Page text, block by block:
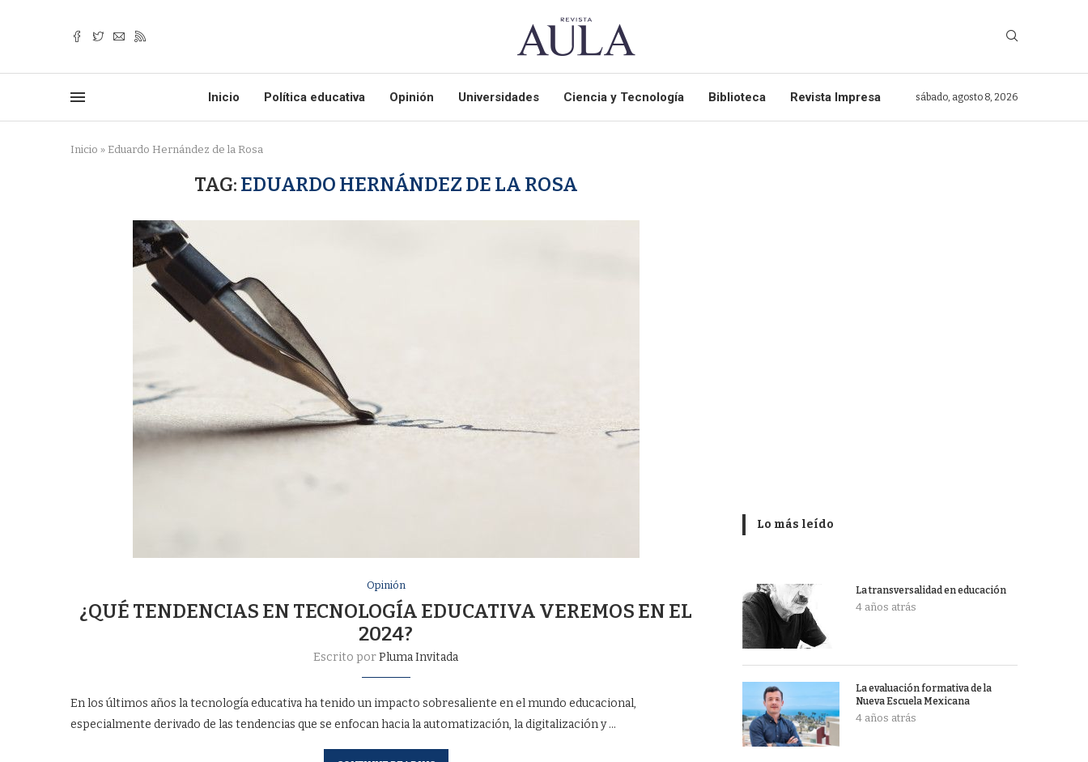
Inicio Política educativa Opinión Universidades Ciencia y Tecnología Biblioteca Revista Impresa sábado, agosto 8, 2026
Inicio » Eduardo Hernández de la Rosa
TAG: EDUARDO HERNÁNDEZ DE LA ROSA
Opinión
¿QUÉ TENDENCIAS EN TECNOLOGÍA EDUCATIVA VEREMOS EN EL
2024?
Escrito porPluma Invitada
En los últimos años la tecnología educativa ha tenido un impacto sobresaliente en el mundo educacional,
especialmente derivado de las tendencias que se enfocan hacia la automatización, la digitalización y …
Lo más leído
La transversalidad en educación
4 años atrás
La evaluación formativa de la
Nueva Escuela Mexicana
4 años atrás